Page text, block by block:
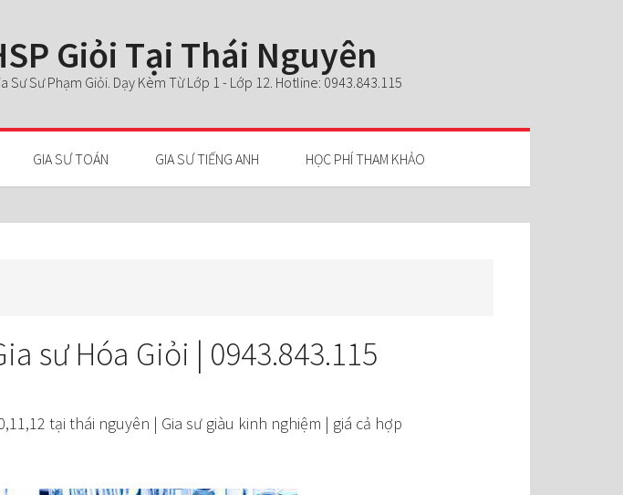
Giỏi Tại Thái Nguyên
Sư Sư Phạm Giỏi. Dạy Kèm Từ Lớp 1 - Lớp 12. Hotline: 0943.843.115
GIA SƯ TOÁN GIA SƯ TIẾNG ANH HỌC PHÍ THAM KHẢO
sư Hóa Giỏi | 0943.843.115
tại thái nguyên | Gia sư giàu kinh nghiệm | giá cả hợp